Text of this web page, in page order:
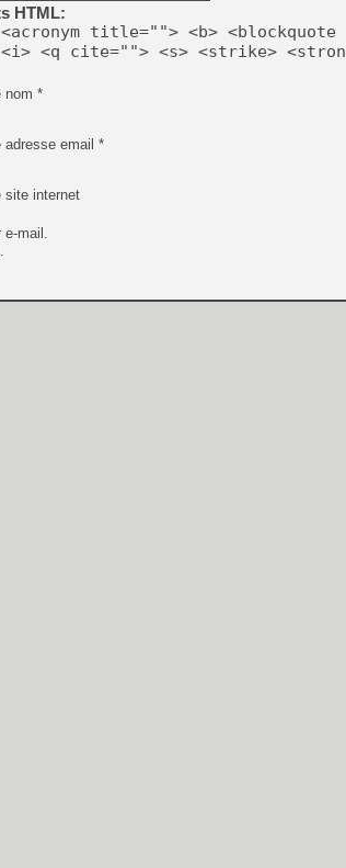
[GK] Beast of
[GK] Ubisoft : fin de partie
[GK] Mémoire cash -
[GK] Dan Houser (GTA)
[GK] Comment EA Sports
[GK] Crimson Moon : un
[GK] Isle of Reveries : le
[GK] Moonlighter 2 : The
[GK] Capcom relance
[GK] Guillermo del Toro
HTML:
title=""> <b> <blockquote
<i> <q cite=""> <s> <strike>
nom *
adresse email *
site internet
e-mail.